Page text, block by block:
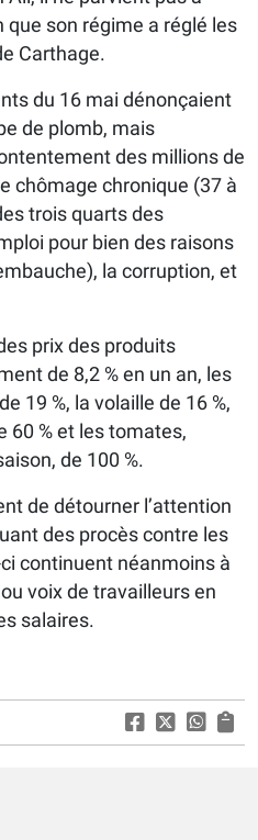
son régime a réglé les
Carthage.
du 16 mai dénonçaient
de plomb, mais
des millions de
chômage chronique (37 à
trois quarts des
pour bien des raisons
la corruption, et
prix des produits
de 8,2 % en un an, les
19 %, la volaille de 16 %,
60 % et les tomates,
de 100 %.
de détourner l’attention
des procès contre les
continuent néanmoins à
voix de travailleurs en
salaires.